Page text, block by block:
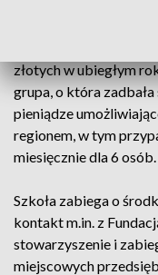
złotych w ubiegłym
grupa, o która
pieniądze
regionem, w tym
miesięcznie dla 6 osób.
Szkoła zabiega o
kontakt m.in. z
stowarzyszenie i
miejscowych